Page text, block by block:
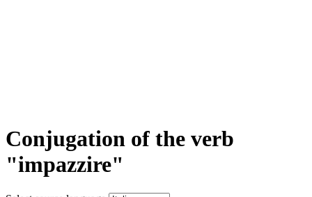
Conjugation of the verb
"impazzire"